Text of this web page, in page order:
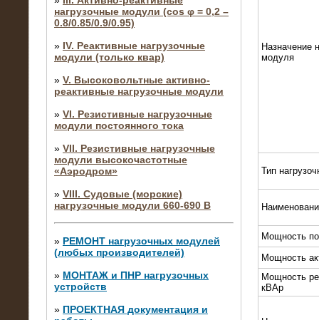
нагрузочные модули (cos φ = 0,2 –
0.8/0.85/0.9/0.95)
» IV. Реактивные нагрузочные
модули (только квар)
» V. Высоковольтные активно-
реактивные нагрузочные модули
» VI. Резистивные нагрузочные
модули постоянного тока
» VII. Резистивные нагрузочные
модули высокочастотные
«Аэродром»
» VIII. Судовые (морские)
нагрузочные модули 660-690 В
» РЕМОНТ нагрузочных модулей
(любых производителей)
» МОНТАЖ и ПНР нагрузочных
устройств
» ПРОЕКТНАЯ документация и
Назначение
модуля
Тип
Мощность
Мощность
Мощность
кВАр